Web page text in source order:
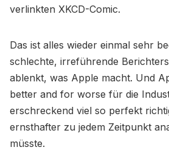
verlinkten XKCD-Comic.
Das ist alles wieder einmal sehr
schlechte, irreführende
ablenkt, was Apple macht. Und
better and for worse für die
erschreckend viel so perfekt
ernsthafter zu jedem Zeitpunkt
müsste.